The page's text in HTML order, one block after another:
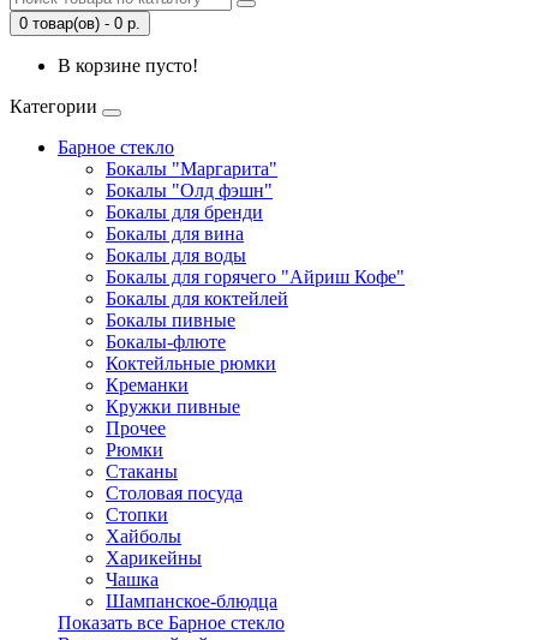
0 товар(ов) - 0 р.
В корзине пусто!
Категории
Барное стекло
Бокалы "Маргарита"
Бокалы "Олд фэшн"
Бокалы для бренди
Бокалы для вина
Бокалы для воды
Бокалы для горячего "Айриш Кофе"
Бокалы для коктейлей
Бокалы пивные
Бокалы-флюте
Коктейльные рюмки
Креманки
Кружки пивные
Прочее
Рюмки
Стаканы
Столовая посуда
Стопки
Хайболы
Харикейны
Чашка
Шампанское-блюдца
Показать все Барное стекло